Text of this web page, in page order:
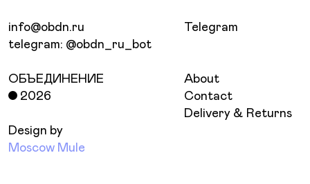
ОБЪЕДИНЕНИЕ
2026
info@obdn.ru
telegram: @obdn_ru_bot
About
Contact
Delivery & Returns
Design by
Moscow Mule
Telegram